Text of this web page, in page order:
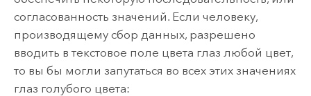
согласованность значений. Если человеку,
производящему сбор данных, разрешено
вводить в текстовое поле цвета глаз любой цвет,
то вы бы могли запутаться во всех этих значениях
глаз голубого цвета: